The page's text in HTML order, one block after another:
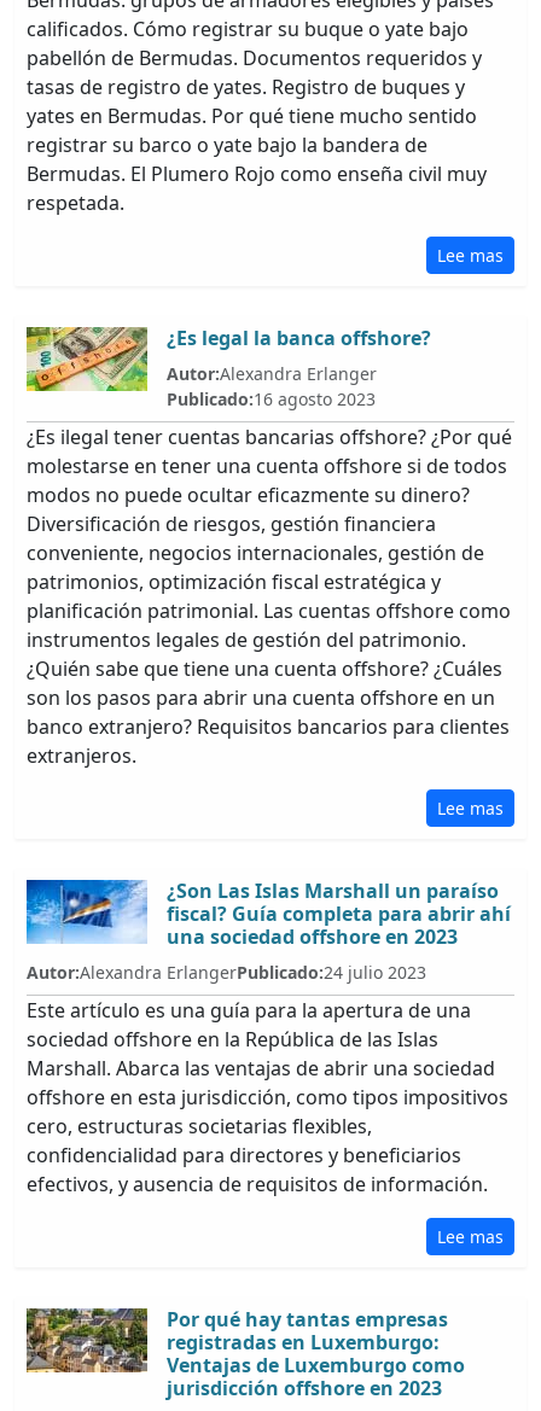
calificados. Cómo registrar su buque o yate bajo
pabellón de Bermudas. Documentos requeridos y
tasas de registro de yates. Registro de buques y
yates en Bermudas. Por qué tiene mucho sentido
registrar su barco o yate bajo la bandera de
Bermudas. El Plumero Rojo como enseña civil muy
respetada.
Lee mas
¿Es legal la banca offshore?
Autor:Alexandra Erlanger
Publicado:16 agosto 2023
¿Es ilegal tener cuentas bancarias offshore? ¿Por qué
molestarse en tener una cuenta offshore si de todos
modos no puede ocultar eficazmente su dinero?
Diversificación de riesgos, gestión financiera
conveniente, negocios internacionales, gestión de
patrimonios, optimización fiscal estratégica y
planificación patrimonial. Las cuentas offshore como
instrumentos legales de gestión del patrimonio.
¿Quién sabe que tiene una cuenta offshore? ¿Cuáles
son los pasos para abrir una cuenta offshore en un
banco extranjero? Requisitos bancarios para clientes
extranjeros.
Lee mas
¿Son Las Islas Marshall un paraíso
fiscal? Guía completa para abrir ahí
una sociedad offshore en 2023
Autor:Alexandra ErlangerPublicado:24 julio 2023
Este artículo es una guía para la apertura de una
sociedad offshore en la República de las Islas
Marshall. Abarca las ventajas de abrir una sociedad
offshore en esta jurisdicción, como tipos impositivos
cero, estructuras societarias flexibles,
confidencialidad para directores y beneficiarios
efectivos, y ausencia de requisitos de información.
Lee mas
Por qué hay tantas empresas
registradas en Luxemburgo:
Ventajas de Luxemburgo como
jurisdicción offshore en 2023